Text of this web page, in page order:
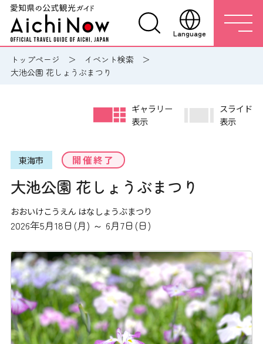
Language
トップページ
イベント検索
大池公園 花しょうぶまつり
東海市 開催終了
大池公園 花しょうぶまつり
おおいけこうえん はなしょうぶまつり
2026年5月18日(月) ～ 6月7日(日)
ギャラリー
表示
スライド
表示